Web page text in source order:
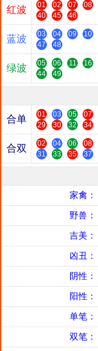
红波 01 02 07 08
40
45 46
蓝波 03 04 09 10
47
48
绿波 05 06 11 16
44
49
合单 01 03 05 07
29
30 32 34
合双 02 04 06 08
31
33 35 37
家禽：
野兽：
吉美：
凶丑：
阴性：
阳性：
单笔：
双笔：